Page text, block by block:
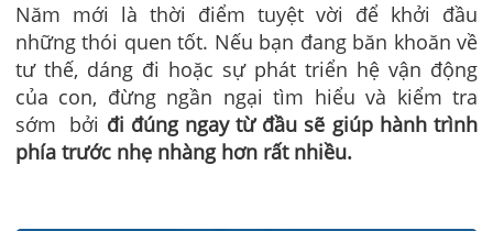
Năm mới là thời điểm tuyệt vời để khởi đầu
những thói quen tốt. Nếu bạn đang băn khoăn về
tư thế, dáng đi hoặc sự phát triển hệ vận động
của con, đừng ngần ngại tìm hiểu và kiểm tra
sớm bởi đi đúng ngay từ đầu sẽ giúp hành trình
phía trước nhẹ nhàng hơn rất nhiều.